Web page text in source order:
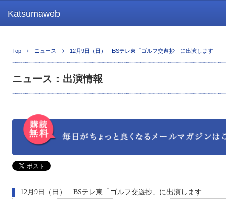
Katsumaweb
Top ニュース 12月9日（日） BSテレ東「ゴルフ交遊抄」に出演します
ニュース：出演情報
12月9日（日） BSテレ東「ゴルフ交遊抄」に出演します